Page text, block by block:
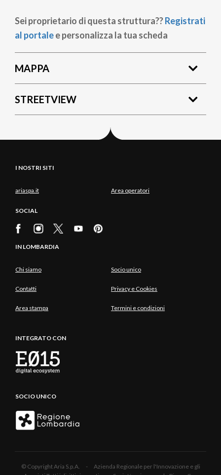
Sei proprietario di questa struttura??Registrati
al portalee personalizza la tua scheda
MAPPA
STREETVIEW
I NOSTRI SITI
ariaspa.it Area operatori
SOCIAL
IN LOMBARDIA
Chi siamo Socio unico
Contatti Privacy e Cookies
Area stampa Termini e condizioni
INTEGRATO CON
SOCIO UNICO
© Copyright Aria S.p.A. - Azienda Regionale per l'Innovazione e gli